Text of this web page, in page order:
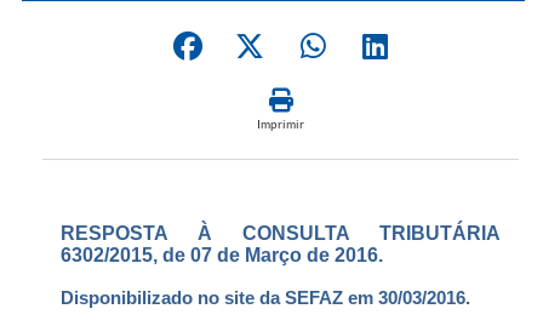
Imprimir
RESPOSTA À CONSULTA TRIBUTÁRIA
6302/2015, de 07 de Março de 2016.
Disponibilizado no site da SEFAZ em 30/03/2016.